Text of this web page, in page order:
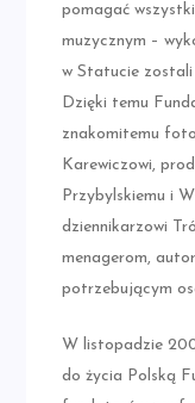
pomagać
muzycznym –
w Statucie
Dzięki temu
znakomitemu
Karewiczowi,
Przybylskiemu i
dziennikarzowi
menagerom,
potrzebującym
W listopadzie
do życia Polską